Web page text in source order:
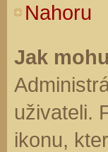
Nahoru
Jak
uživateli.
ikonu,